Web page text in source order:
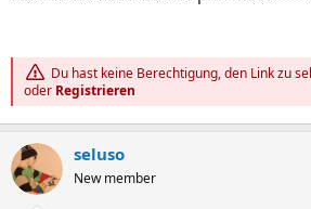
Du hast keine Berechtigung, den Link zu
oder Registrieren
seluso
New member